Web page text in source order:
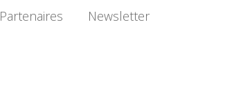
Partenaires Newsletter